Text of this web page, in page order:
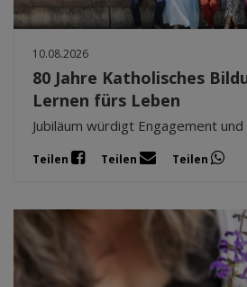
10.08.2026
80 Jahre Katholisches
Lernen fürs Leben
Jubiläum würdigt Engagement
Teilen Teilen Teilen